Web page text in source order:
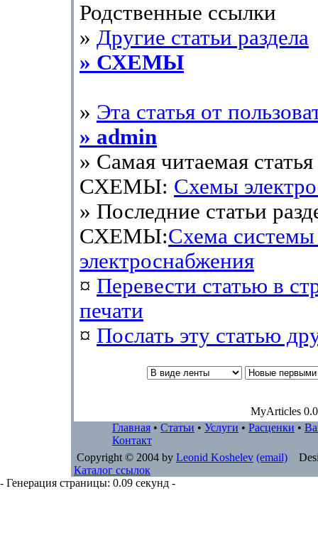
Родственные ссылки
» Другие статьи раздела
» СХЕМЫ
» Эта статья от
» admin
» Самая читаемая статья
СХЕМЫ: Схемы
» Последние статьи
СХЕМЫ:Схема
электроснабжения
¤ Перевести статью в
печати
¤ Послать эту cтатью
MyArticles
Главная • Статьи • Услуги • Расценки •
Контакт
Copyright © 2004 by Leonid Koshelev (email)
Каталог ссылок
- Генерация страницы: 0.09 секунд -